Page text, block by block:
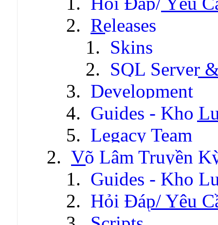
Releases
Skins
SQL Server
Development
Guides - Kho
Legacy Team
Võ Lâm Truyền
Guides - Kho
Hỏi Đáp/ Yêu